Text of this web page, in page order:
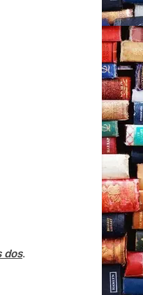
dos.